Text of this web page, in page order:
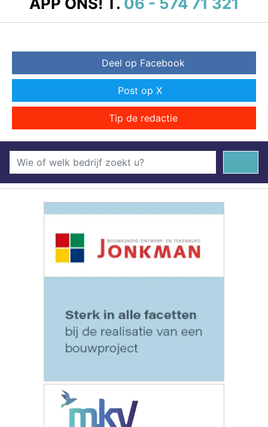
Deel op Facebook
Post op X
Tip de redactie